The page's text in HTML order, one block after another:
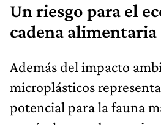
Un riesgo para el
cadena alimentaria
Además del impacto
microplásticos
potencial para la fauna